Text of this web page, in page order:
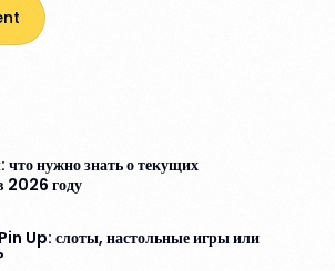
нужно знать о текущих
2026 году
Up: слоты, настольные игры или